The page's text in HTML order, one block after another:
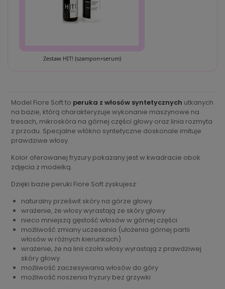
Zestaw HIT! (szampon+serum)
Model Fiore Soft to peruka z włosów syntetycznych utkanych
na bazie, którą charakteryzuje wykonanie maszynowe na
tresach, mikroskóra na górnej części głowy oraz linia rozmyta
z przodu. Specjalne włókno syntetyczne doskonale imituje
prawdziwe włosy.
Kolor oferowanej fryzury pokazany jest w kwadracie obok
zdjęcia z modelką.
Dzięki bazie peruki Fiore Soft zyskujesz:
naturalny prześwit skóry na górze głowy
wrażenie, że włosy wyrastają ze skóry głowy
nieco mniejszą gęstość włosów w górnej części
możliwość zmiany uczesania (ułożenia górnej partii
włosów w różnych kierunkach)
wrażenie, że na linii czoła włosy wyrastają z prawdziwej
skóry głowy
możliwość zaczesywania włosów do góry
możliwość noszenia fryzury bez grzywki